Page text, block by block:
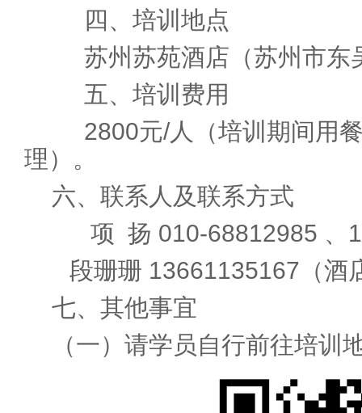
四、培训地点
苏州苏苑酒店（苏州市东
五、培训费用
2800元/人（培训期间用
理）。
六、联系人及联系方式
项 扬 010-68812985 、
段珊珊 13661135167（酒
七、其他事宜
（一）请学员自行前往培训